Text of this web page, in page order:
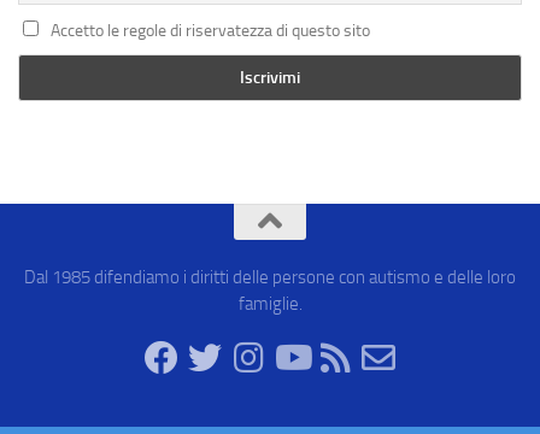
Accetto le regole di riservatezza di questo sito
Dal 1985 difendiamo i diritti delle persone con autismo e delle loro
famiglie.